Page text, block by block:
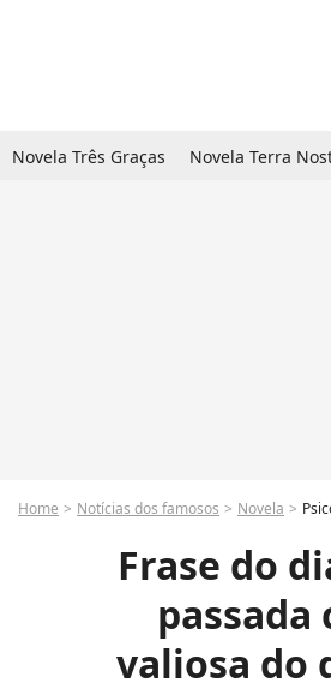
Novela Três Graças Novela Terra
Home Notícias dos famosos Novela
Frase do
valiosa do